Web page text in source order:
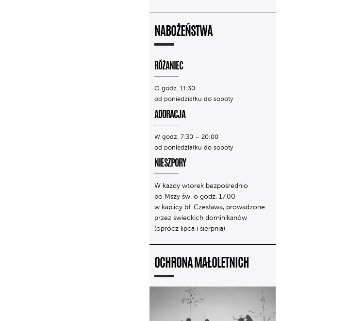
NABOŻEŃSTWA
RÓŻANIEC
O godz. 11:30
od poniedziałku do soboty
ADORACJA
W godz. 7:30 – 20:00
od poniedziałku do soboty
NIESZPORY
W każdy wtorek bezpośrednio
po Mszy św. o godz. 17.00
w kaplicy bł. Czesława, prowadzone
przez świeckich dominikanów
(oprócz lipca i sierpnia)
OCHRONA MAŁOLETNICH